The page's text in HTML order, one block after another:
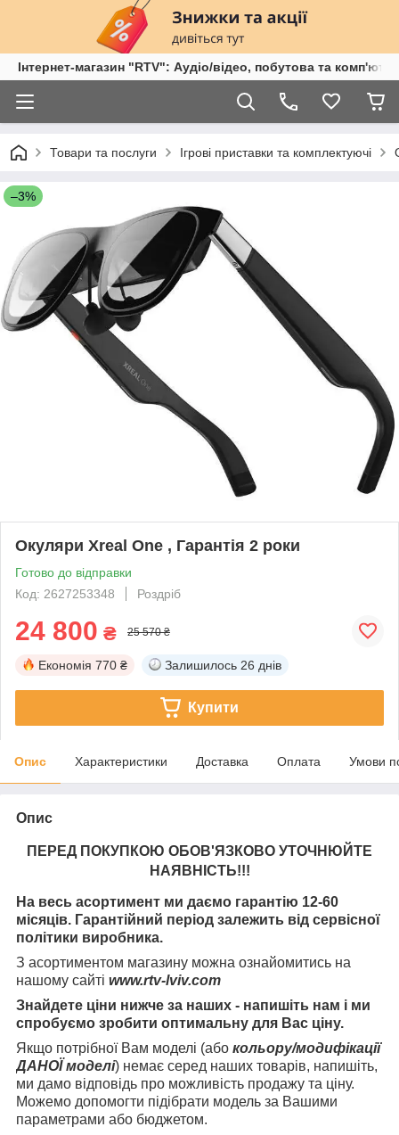
Інтернет-магазин "RTV": Аудіо/відео, побутова та
Товари та послуги Ігрові приставки та комплектуючі
–3%
Окуляри Xreal One , Гарантія 2 роки
Готово до відправки
Код: 2627253348
Роздріб
24 800 ₴ 25 570 ₴
Економія 770 ₴ Залишилось 26 днів
Купити
Опис Характеристики Доставка Оплата Умови
Опис
ПЕРЕД ПОКУПКОЮ ОБОВ'ЯЗКОВО УТОЧНЮЙТЕ
НАЯВНІСТЬ!!!
На весь асортимент ми даємо гарантію 12-60
місяців. Гарантійний період залежить від сервісної
політики виробника.
З асортиментом магазину можна ознайомитись на
нашому сайті www.rtv-lviv.com
Знайдете ціни нижче за наших - напишіть нам і ми
спробуємо зробити оптимальну для Вас ціну.
Якщо потрібної Вам моделі (або кольору/модифікації
ДАНОЇ моделі) немає серед наших товарів, напишіть,
ми дамо відповідь про можливість продажу та ціну.
Можемо допомогти підібрати модель за Вашими
параметрами або бюджетом.